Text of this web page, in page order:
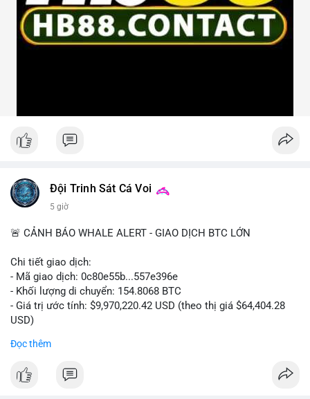
Đội Trinh Sát Cá Voi
5 giờ
🚨 CẢNH BÁO WHALE ALERT - GIAO DỊCH BTC LỚN
Chi tiết giao dịch:
- Mã giao dịch: 0c80e55b...557e396e
- Khối lượng di chuyển: 154.8068 BTC
- Giá trị ước tính: $9,970,220.42 USD (theo thị giá $64,404.28
USD)
xác nhận di chuyển trong mempool. Với quy mô này, khả năng
Đọc thêm